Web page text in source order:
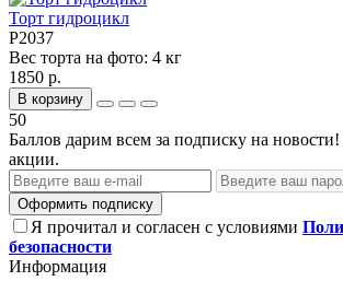
Торт гидроцикл
P2037
Вес торта на фото: 4 кг
1850 р.
В корзину
50
Баллов дарим всем за подписку на
акции.
Оформить подписку
Я прочитал и согласен с условиями
безопасности
Информация